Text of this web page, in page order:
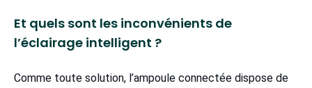
Et quels sont les inconvénients de
l’éclairage intelligent ?
Comme toute solution, l’ampoule connectée dispose de